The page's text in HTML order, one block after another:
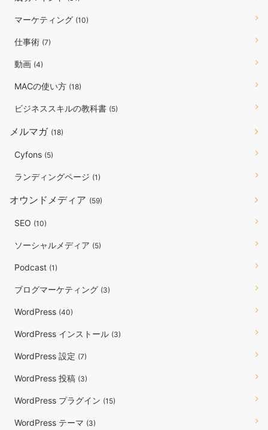
マーケティング (10)
仕事術 (7)
動画 (4)
MACの使い方 (18)
ビジネススキルの教科書 (5)
メルマガ (18)
Cyfons (5)
ランディングページ (1)
オウンドメディア (59)
SEO (10)
ソーシャルメディア (5)
Podcast (1)
ブログマーケティング (3)
WordPress (40)
WordPress インストール (3)
WordPress 設定 (7)
WordPress 投稿 (3)
WordPress プラグイン (15)
WordPress テーマ (3)